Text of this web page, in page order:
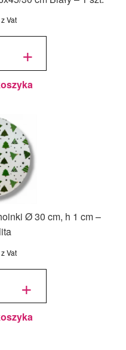
z Vat
+
Ø 30 cm, h 1 cm –
z Vat
+